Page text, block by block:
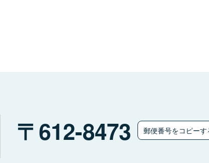
612-8473 郵便番号をコピーす